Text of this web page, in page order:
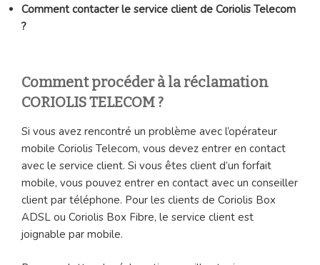
Comment contacter le service client de Coriolis Telecom
?
Comment procéder à la réclamation
CORIOLIS TELECOM ?
Si vous avez rencontré un problème avec l’opérateur
mobile Coriolis Telecom, vous devez entrer en contact
avec le service client. Si vous êtes client d’un forfait
mobile, vous pouvez entrer en contact avec un conseiller
client par téléphone. Pour les clients de Coriolis Box
ADSL ou Coriolis Box Fibre, le service client est
joignable par mobile.